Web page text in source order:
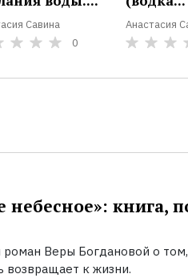
Савина
0
Анастасия
небесное»: книга,
Веры Богдановой о
возвращает к жизни.